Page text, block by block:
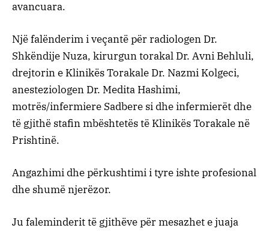
avancuara.
Një falënderim i veçantë për radiologen Dr.
Shkëndije Nuza, kirurgun torakal Dr. Avni Behluli,
drejtorin e Klinikës Torakale Dr. Nazmi Kolgeci,
anesteziologen Dr. Medita Hashimi,
motrës/infermiere Sadbere si dhe infermierët dhe
të gjithë stafin mbështetës të Klinikës Torakale në
Prishtinë.
Angazhimi dhe përkushtimi i tyre ishte profesional
dhe shumë njerëzor.
Ju faleminderit të gjithëve për mesazhet e juaja